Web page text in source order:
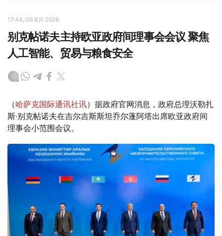
17:44, 06 8月 2026
别克帖诺夫主持欧亚政府间理事会会议 聚焦
人工智能、贸易与粮食安全
（哈萨克国际通讯社讯）据政府官网消息，政府总理沃勒扎
斯·别克帖诺夫在吉尔吉斯斯坦乔尔蓬阿塔出席欧亚政府间
理事会小范围会议。